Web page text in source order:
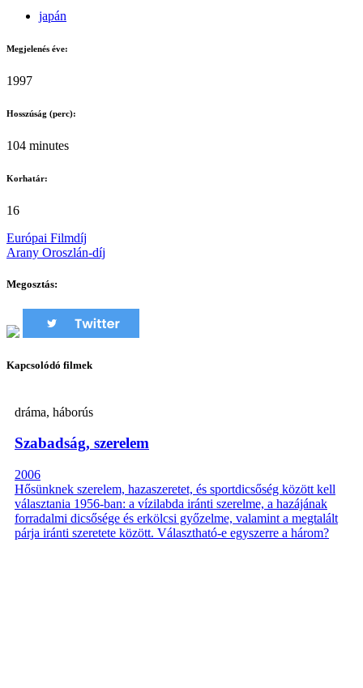
japán
Megjelenés éve:
1997
Hosszúság (perc):
104 minutes
Korhatár:
16
Európai Filmdíj
Arany Oroszlán-díj
Megosztás:
Kapcsolódó filmek
dráma, háborús
Szabadság, szerelem
2006
Hősünknek szerelem, hazaszeretet, és sportdicsőség között kell
választania 1956-ban: a vízilabda iránti szerelme, a hazájának
forradalmi dicsősége és erkölcsi győzelme, valamint a megtalált
párja iránti szeretete között. Választható-e egyszerre a három?